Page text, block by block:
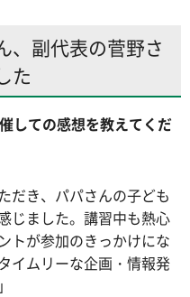
、副代表の菅野さ
た
しての感想を教えてくだ
だき、パパさんの子ども
じました。講習中も熱心
トが参加のきっかけにな
イムリーな企画・情報発